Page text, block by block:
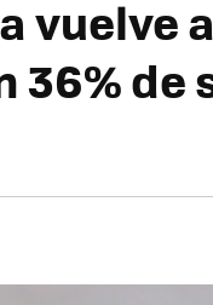
vuelve
de